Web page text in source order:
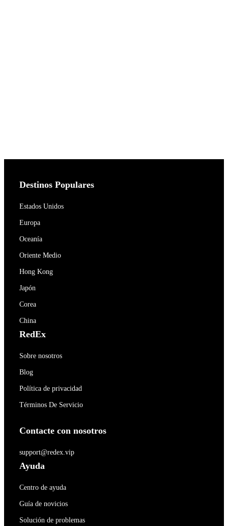
Destinos Populares
Estados Unidos
Europa
Oceanía
Oriente Medio
Hong Kong
Japón
Corea
China
RedEx
Sobre nosotros
Blog
Política de privacidad
Términos De Servicio
Contacte con nosotros
support@redex.vip
Ayuda
Centro de ayuda
Guía de novicios
Solución de problemas